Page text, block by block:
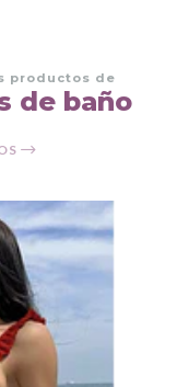
productos de
de baño